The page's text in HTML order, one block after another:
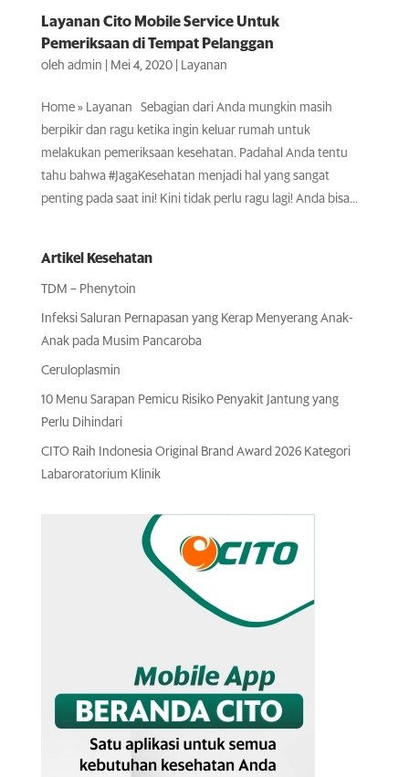
Layanan Cito Mobile Service Untuk
Pemeriksaan di Tempat Pelanggan
oleh admin Mei 4, 2020| Layanan
Home » Layanan Sebagian dari Anda mungkin masih
berpikir dan ragu ketika ingin keluar rumah untuk
melakukan pemeriksaan kesehatan. Padahal Anda tentu
tahu bahwa #JagaKesehatan menjadi hal yang sangat
penting pada saat ini! Kini tidak perlu ragu lagi! Anda bisa...
Artikel Kesehatan
TDM – Phenytoin
Infeksi Saluran Pernapasan yang Kerap Menyerang Anak-
Anak pada Musim Pancaroba
Ceruloplasmin
10 Menu Sarapan Pemicu Risiko Penyakit Jantung yang
Perlu Dihindari
CITO Raih Indonesia Original Brand Award 2026 Kategori
Labaroratorium Klinik